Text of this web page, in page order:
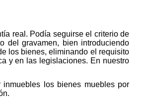
real. Podía seguirse el criterio de
del gravamen, bien introduciendo
los bienes, eliminando el requisito
y en las legislaciones. En nuestro
los bienes muebles por